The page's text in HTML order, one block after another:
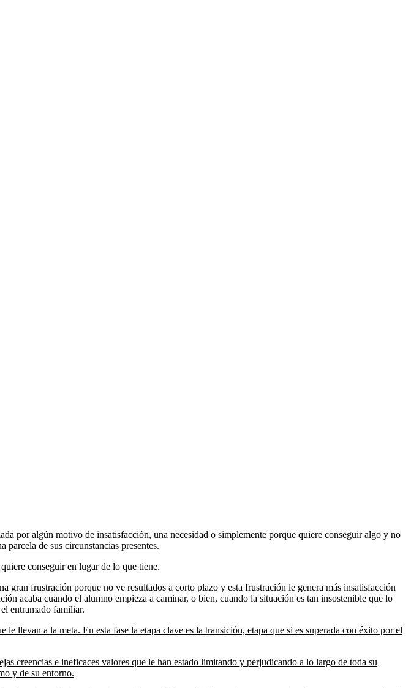
por algún motivo de insatisfacción, una necesidad o simplemente porque quiere conseguir algo y no
de sus circunstancias presentes.
conseguir en lugar de lo que tiene.
frustración porque no ve resultados a corto plazo y esta frustración le genera más insatisfacción
acaba cuando el alumno empieza a caminar, o bien, cuando la situación es tan insostenible que lo
entramado familiar.
llevan a la meta. En esta fase la etapa clave es la transición, etapa que si es superada con éxito por el
creencias e ineficaces valores que le han estado limitando y perjudicando a lo largo de toda su
y de su entorno.